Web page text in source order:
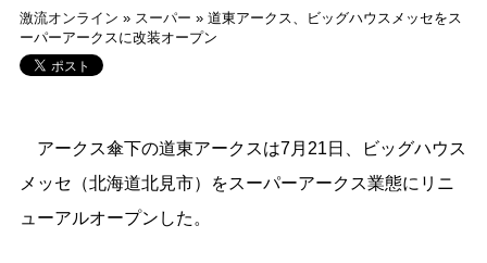
激流オンライン » スーパー » 道東アークス、ビッグハウスメッセをス
ーパーアークスに改装オープン
アークス傘下の道東アークスは7月21日、ビッグハウス
メッセ（北海道北見市）をスーパーアークス業態にリニ
ューアルオープンした。